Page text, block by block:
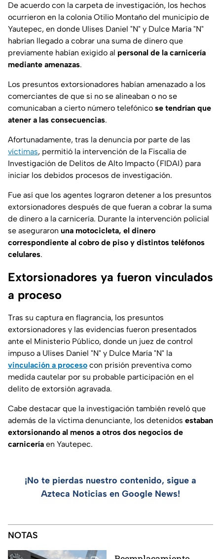
De acuerdo con la carpeta de investigación, los hechos
ocurrieron en la colonia Otilio Montaño del municipio de
Yautepec, en donde Ulises Daniel "N" y Dulce María "N"
habrían llegado a cobrar una suma de dinero que
previamente habían exigido al personal de la carnicería
mediante amenazas.
Los presuntos extorsionadores habían amenazado a los
comerciantes de que si no se alineaban o no se
comunicaban a cierto número telefónico se tendrían que
atener a las consecuencias.
Afortunadamente, tras la denuncia por parte de las
víctimas, permitió la intervención de la Fiscalía de
Investigación de Delitos de Alto Impacto (FIDAI) para
iniciar los debidos procesos de investigación.
Fue así que los agentes lograron detener a los presuntos
extorsionadores después de que fueran a cobrar la suma
de dinero a la carnicería. Durante la intervención policial
se aseguraron una motocicleta, el dinero
correspondiente al cobro de piso y distintos teléfonos
celulares.
Extorsionadores ya fueron vinculados
a proceso
Tras su captura en flagrancia, los presuntos
extorsionadores y las evidencias fueron presentados
ante el Ministerio Público, donde un juez de control
impuso a Ulises Daniel "N" y Dulce María "N" la
vinculación a proceso con prisión preventiva como
medida cautelar por su probable participación en el
delito de extorsión agravada.
Cabe destacar que la investigación también reveló que
además de la víctima denunciante, los detenidos estaban
extorsionando al menos a otros dos negocios de
carnicería en Yautepec.
¡No te pierdas nuestro contenido, sigue a
Azteca Noticias en Google News!
NOTAS